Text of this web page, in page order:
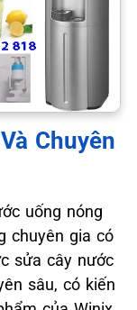
Chuyên
uống nóng
chuyên gia có
sửa cây nước
sâu, có kiến